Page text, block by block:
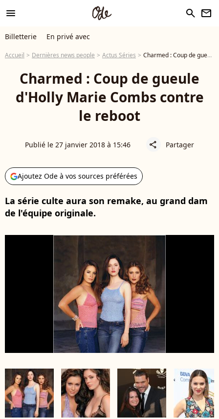
menu search newsletter
Billetterie En privé avec
Accueil Dernières news people Actus Séries Charmed : Coup de gueule d'Holly Marie Combs contre le reboot
Charmed : Coup de gueule
d'Holly Marie Combs contre
le reboot
Publié le 27 janvier 2018 à 15:46 share Partager
Ajoutez Ode à vos sources préférées
La série culte aura son remake, au grand dam
de l'équipe originale.